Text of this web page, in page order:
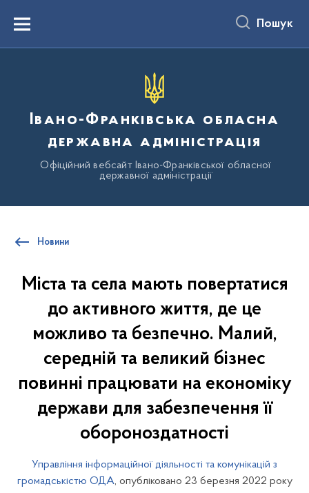
вмістуMenu Пошук
Івано-Франківська обласна
державна адміністрація
Офіційний вебсайт Івано-Франківської обласної
державної адміністрації
Новини
Міста та села мають повертатися
до активного життя, де це
можливо та безпечно. Малий,
середній та великий бізнес
повинні працювати на економіку
держави для забезпечення її
обороноздатності
Управління інформаційної діяльності та комунікацій з
громадськістю ОДА, опубліковано 23 березня 2022 року